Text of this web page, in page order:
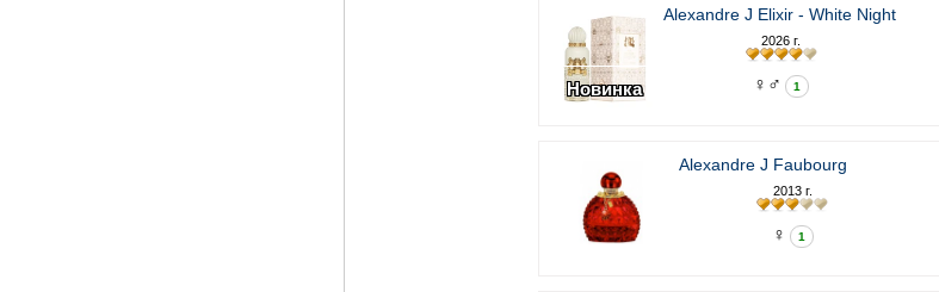
Новинка
Alexandre J Elixir - White Night
2026 г.
♀♂ 1
Alexandre J Faubourg
2013 г.
♀ 1